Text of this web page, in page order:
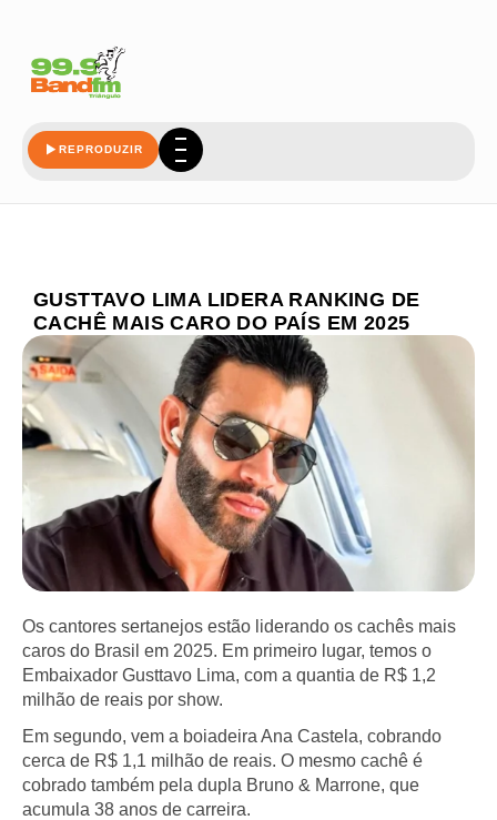
REPRODUZIR
GUSTTAVO LIMA LIDERA RANKING DE
CACHÊ MAIS CARO DO PAÍS EM 2025
Os cantores sertanejos estão liderando os cachês mais
caros do Brasil em 2025. Em primeiro lugar, temos o
Embaixador Gusttavo Lima, com a quantia de R$ 1,2
milhão de reais por show.
Em segundo, vem a boiadeira Ana Castela, cobrando
cerca de R$ 1,1 milhão de reais. O mesmo cachê é
cobrado também pela dupla Bruno & Marrone, que
acumula 38 anos de carreira.